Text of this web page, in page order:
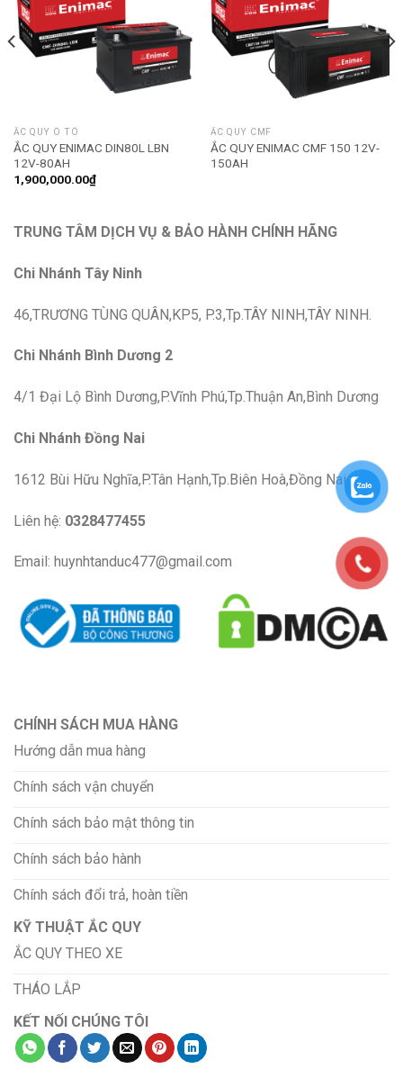
ẮC QUY Ô TÔ
ẮC QUY ENIMAC DIN80L LBN
12V-80AH
1,900,000.00₫
ẮC QUY CMF
ẮC QUY ENIMAC CMF 150 12V-
150AH
TRUNG TÂM DỊCH VỤ & BẢO HÀNH CHÍNH HÃNG
Chi Nhánh Tây Ninh
46,TRƯƠNG TÙNG QUÂN,KP5, P.3,Tp.TÂY NINH,TÂY NINH.
Chi Nhánh Bình Dương 2
4/1 Đại Lộ Bình Dương,P.Vĩnh Phú,Tp.Thuận An,Bình Dương
Chi Nhánh Đồng Nai
1612 Bùi Hữu Nghĩa,P.Tân Hạnh,Tp.Biên Hoà,Đồng Nai
Liên hệ: 0328477455
Email: huynhtanduc477@gmail.com
CHÍNH SÁCH MUA HÀNG
Hướng dẫn mua hàng
Chính sách vận chuyển
Chính sách bảo mật thông tin
Chính sách bảo hành
Chính sách đổi trả, hoàn tiền
KỸ THUẬT ẮC QUY
ẮC QUY THEO XE
THÁO LẮP
KẾT NỐI CHÚNG TÔI